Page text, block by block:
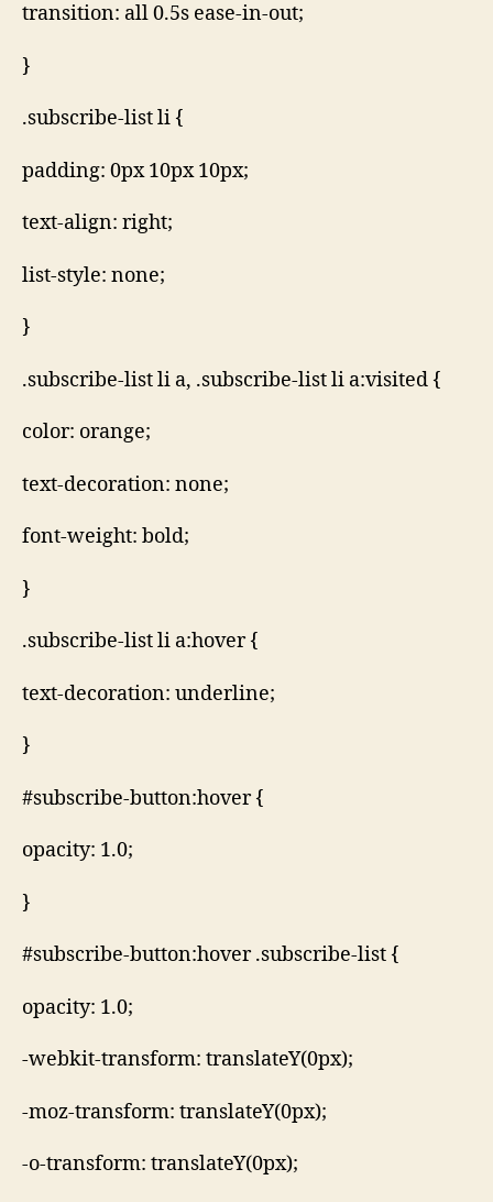
transition: all 0.5s ease-in-out;
}
.subscribe-list li {
padding: 0px 10px 10px;
text-align: right;
list-style: none;
}
.subscribe-list li a, .subscribe-list li a:visited {
color: orange;
text-decoration: none;
font-weight: bold;
}
.subscribe-list li a:hover {
text-decoration: underline;
}
#subscribe-button:hover {
opacity: 1.0;
}
#subscribe-button:hover .subscribe-list {
opacity: 1.0;
-webkit-transform: translateY(0px);
-moz-transform: translateY(0px);
-o-transform: translateY(0px);